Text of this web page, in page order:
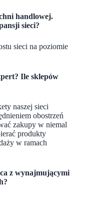
handlowej.
sieci?
sieci na poziomie
Ile sklepów
naszej sieci
obostrzeń
zakupy w niemal
produkty
w ramach
z wynajmującymi